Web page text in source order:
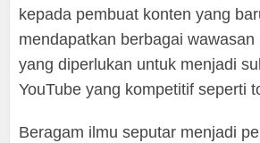
kepada pembuat konten yang
mendapatkan berbagai
yang diperlukan untuk menjadi
YouTube yang kompetitif seperti
Beragam ilmu seputar menjadi